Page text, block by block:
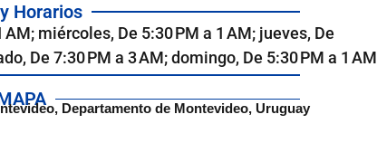
Horarios
miércoles, De 5:30 PM a 1 AM; jueves, De
De 7:30 PM a 3 AM; domingo, De 5:30 PM a 1 AM
Departamento de Montevideo, Uruguay